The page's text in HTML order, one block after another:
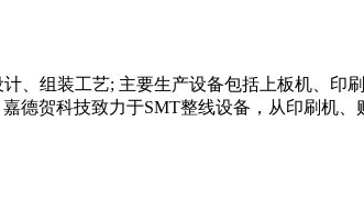
、组装工艺; 主要生产设备包括上板机、印
德贺科技致力于SMT整线设备，从印刷机